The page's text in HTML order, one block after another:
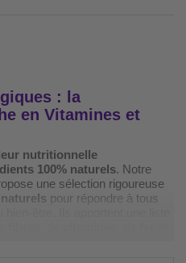
: la
en Vitamines et
nutritionnelle
100% naturels. Notre
une sélection rigoureuse
pour répondre à tous